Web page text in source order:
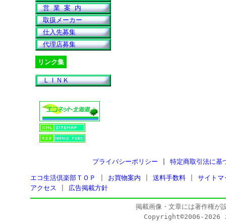
営 業 案 内
取扱メーカー
仕入先募集
代理店募集
リンク集
ＬＩＮＫ
プライバシーポリシー 特定商取引法に基
エコ生活倶楽部ＴＯＰ お買物案内 送料手数料
サイトマ
アクセス
広告掲載方針
掲載画像・文章には著作権が
Copyright©2006-2026